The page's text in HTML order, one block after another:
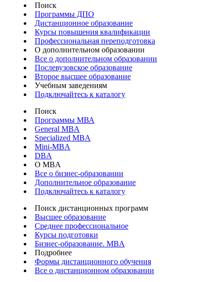
Поиск
Программы ДПО
Дистанционное образование
Курсы повышения квалификации
Профессиональная переподготовка
О дополнительном образовании
Все о дополнительном образовании
Послевузовское образование
Второе высшее образование
Учебным заведениям
Подключайтесь к каталогу
Поиск
Программы МВА
General MBA
Specialized MBA
Mini-MBA
DBA
О MBA
Все о бизнес-образовании
Дополнительное образование
Подключайтесь к каталогу
Поиск дистанционных программ
Высшее образование
Среднее профессиональное
Курсы подготовки
Бизнес-образование. MBA
Подробнее
Формы дистанционного обучения
Все о дистанционном образовании